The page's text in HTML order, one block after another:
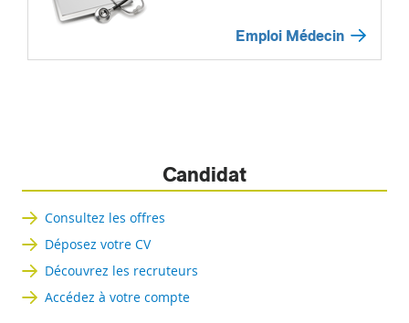
Emploi Médecin
Candidat
Consultez les offres
Déposez votre CV
Découvrez les recruteurs
Accédez à votre compte